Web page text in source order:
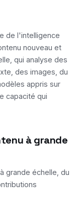
de l'intelligence
nouveau et
qui analyse des
des images, du
appris sur
capacité qui
à grande
grande échelle, du